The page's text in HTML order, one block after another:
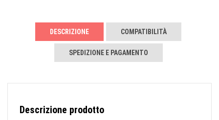
DESCRIZIONE COMPATIBILITÀ
SPEDIZIONE E PAGAMENTO
Descrizione prodotto